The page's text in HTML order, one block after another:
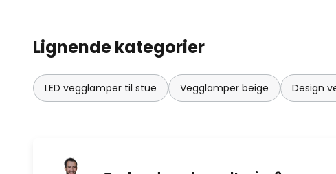
Lignende kategorier
LED vegglamper til stue Vegglamper beige Design